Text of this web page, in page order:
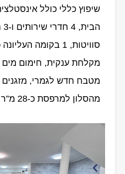
שיפוץ כללי כולל
מקלחת ענקית, חימום מים
מטבח חדש לגמרי, מזגנים
מהסלון למרפסת כ-28 מ”ר מקורה